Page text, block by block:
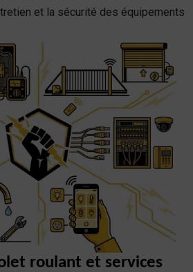
et la sécurité des équipements
roulant et services